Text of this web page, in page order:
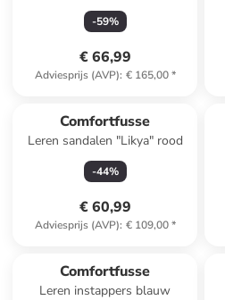
-59%
€ 66,99
Adviesprijs (AVP): € 165,00*
Comfortfusse
Leren sandalen "Likya" rood
-44%
€ 60,99
Adviesprijs (AVP): € 109,00*
Comfortfusse
Leren instappers blauw